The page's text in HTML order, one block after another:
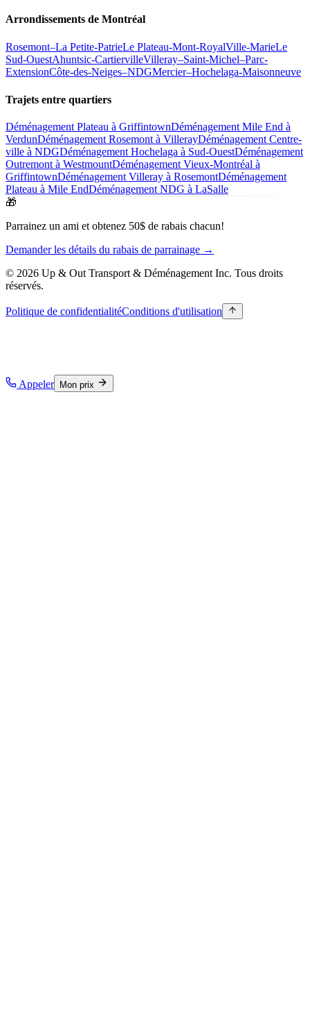
Arrondissements de Montréal
Rosemont–La Petite-PatrieLe Plateau-Mont-RoyalVille-MarieLe
Sud-OuestAhuntsic-CartiervilleVilleray–Saint-Michel–Parc-
ExtensionCôte-des-Neiges–NDGMercier–Hochelaga-Maisonneuve
Trajets entre quartiers
Déménagement Plateau à GriffintownDéménagement Mile End à
VerdunDéménagement Rosemont à VillerayDéménagement Centre-
ville à NDGDéménagement Hochelaga à Sud-OuestDéménagement
Outremont à WestmountDéménagement Vieux-Montréal à
GriffintownDéménagement Villeray à RosemontDéménagement
Plateau à Mile EndDéménagement NDG à LaSalle
🎁
Parrainez un ami et obtenez 50$ de rabais chacun!
Demander les détails du rabais de parrainage →
© 2026 Up & Out Transport & Déménagement Inc. Tous droits
réservés.
Politique de confidentialitéConditions d'utilisation
Appeler Mon prix